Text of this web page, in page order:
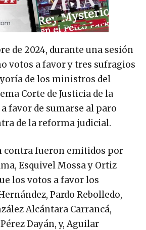
de 2024, durante una sesión
votos a favor y tres sufragios
de los ministros del
Corte de Justicia de la
favor de sumarse al paro
de la reforma judicial.
contra fueron emitidos por
Esquivel Mossa y Ortiz
los votos a favor los
Pardo Rebolledo,
Alcántara Carrancá,
Dayán, y, Aguilar